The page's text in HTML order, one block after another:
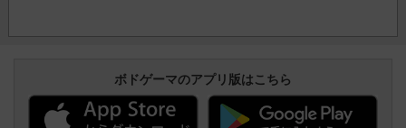
ボドゲーマのアプリ版はこちら